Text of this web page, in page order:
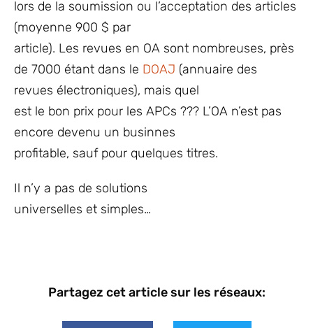
lors de la soumission ou l’acceptation des articles
(moyenne 900 $ par
article). Les revues en OA sont nombreuses, près
de 7000 étant dans le DOAJ (annuaire des
revues électroniques), mais quel
est le bon prix pour les APCs ??? L’OA n’est pas
encore devenu un businnes
profitable, sauf pour quelques titres.
Il n’y a pas de solutions
universelles et simples…
Partagez cet article sur les réseaux: